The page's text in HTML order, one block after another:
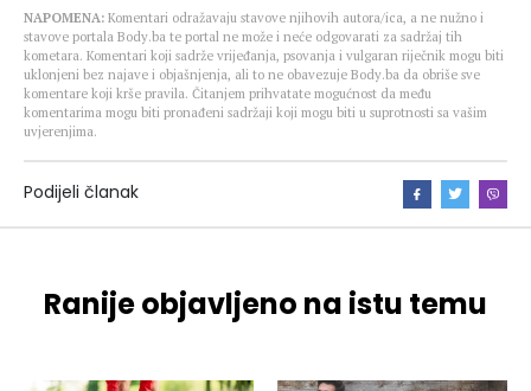
NAPOMENA: Komentari odražavaju stavove njihovih autora/ica, a ne nužno i
stavove portala Body.ba te portal ne može i neće odgovarati za sadržaj tih
kometara. Komentari koji sadrže vrijeđanja, psovanja i vulgaran riječnik mogu biti
uklonjeni bez najave i objašnjenja, ali to ne obavezuje Body.ba da obriše sve
komentare koji krše pravila. Čitanjem prihvatate mogućnost da među
komentarima mogu biti pronađeni sadržaji koji mogu biti u suprotnosti sa vašim
uvjerenjima.
Podijeli članak
Ranije objavljeno na istu temu